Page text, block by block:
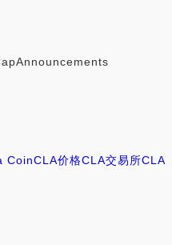
CoinCLA价格CLA交易所CLA